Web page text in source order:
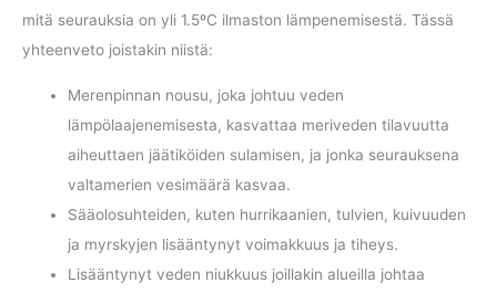
mitä seurauksia on yli 1.5ºC ilmaston lämpenemisestä. Tässä
yhteenveto joistakin niistä:
Merenpinnan nousu, joka johtuu veden
lämpölaajenemisesta, kasvattaa meriveden tilavuutta
aiheuttaen jäätiköiden sulamisen, ja jonka seurauksena
valtamerien vesimäärä kasvaa.
Sääolosuhteiden, kuten hurrikaanien, tulvien, kuivuuden
ja myrskyjen lisääntynyt voimakkuus ja tiheys.
Lisääntynyt veden niukkuus joillakin alueilla johtaa